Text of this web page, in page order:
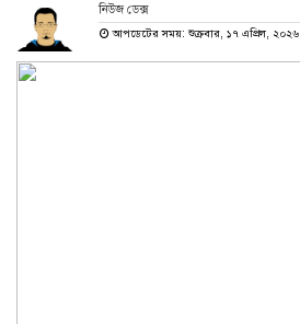
নিউজ ডেক্স
আপডেটের সময়: শুক্রবার, ১৭ এপ্রিল, ২০২৬